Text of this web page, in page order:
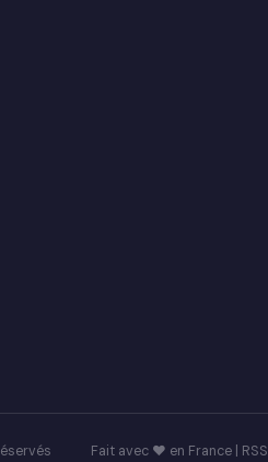
Fait avec ♥ en France | RSS